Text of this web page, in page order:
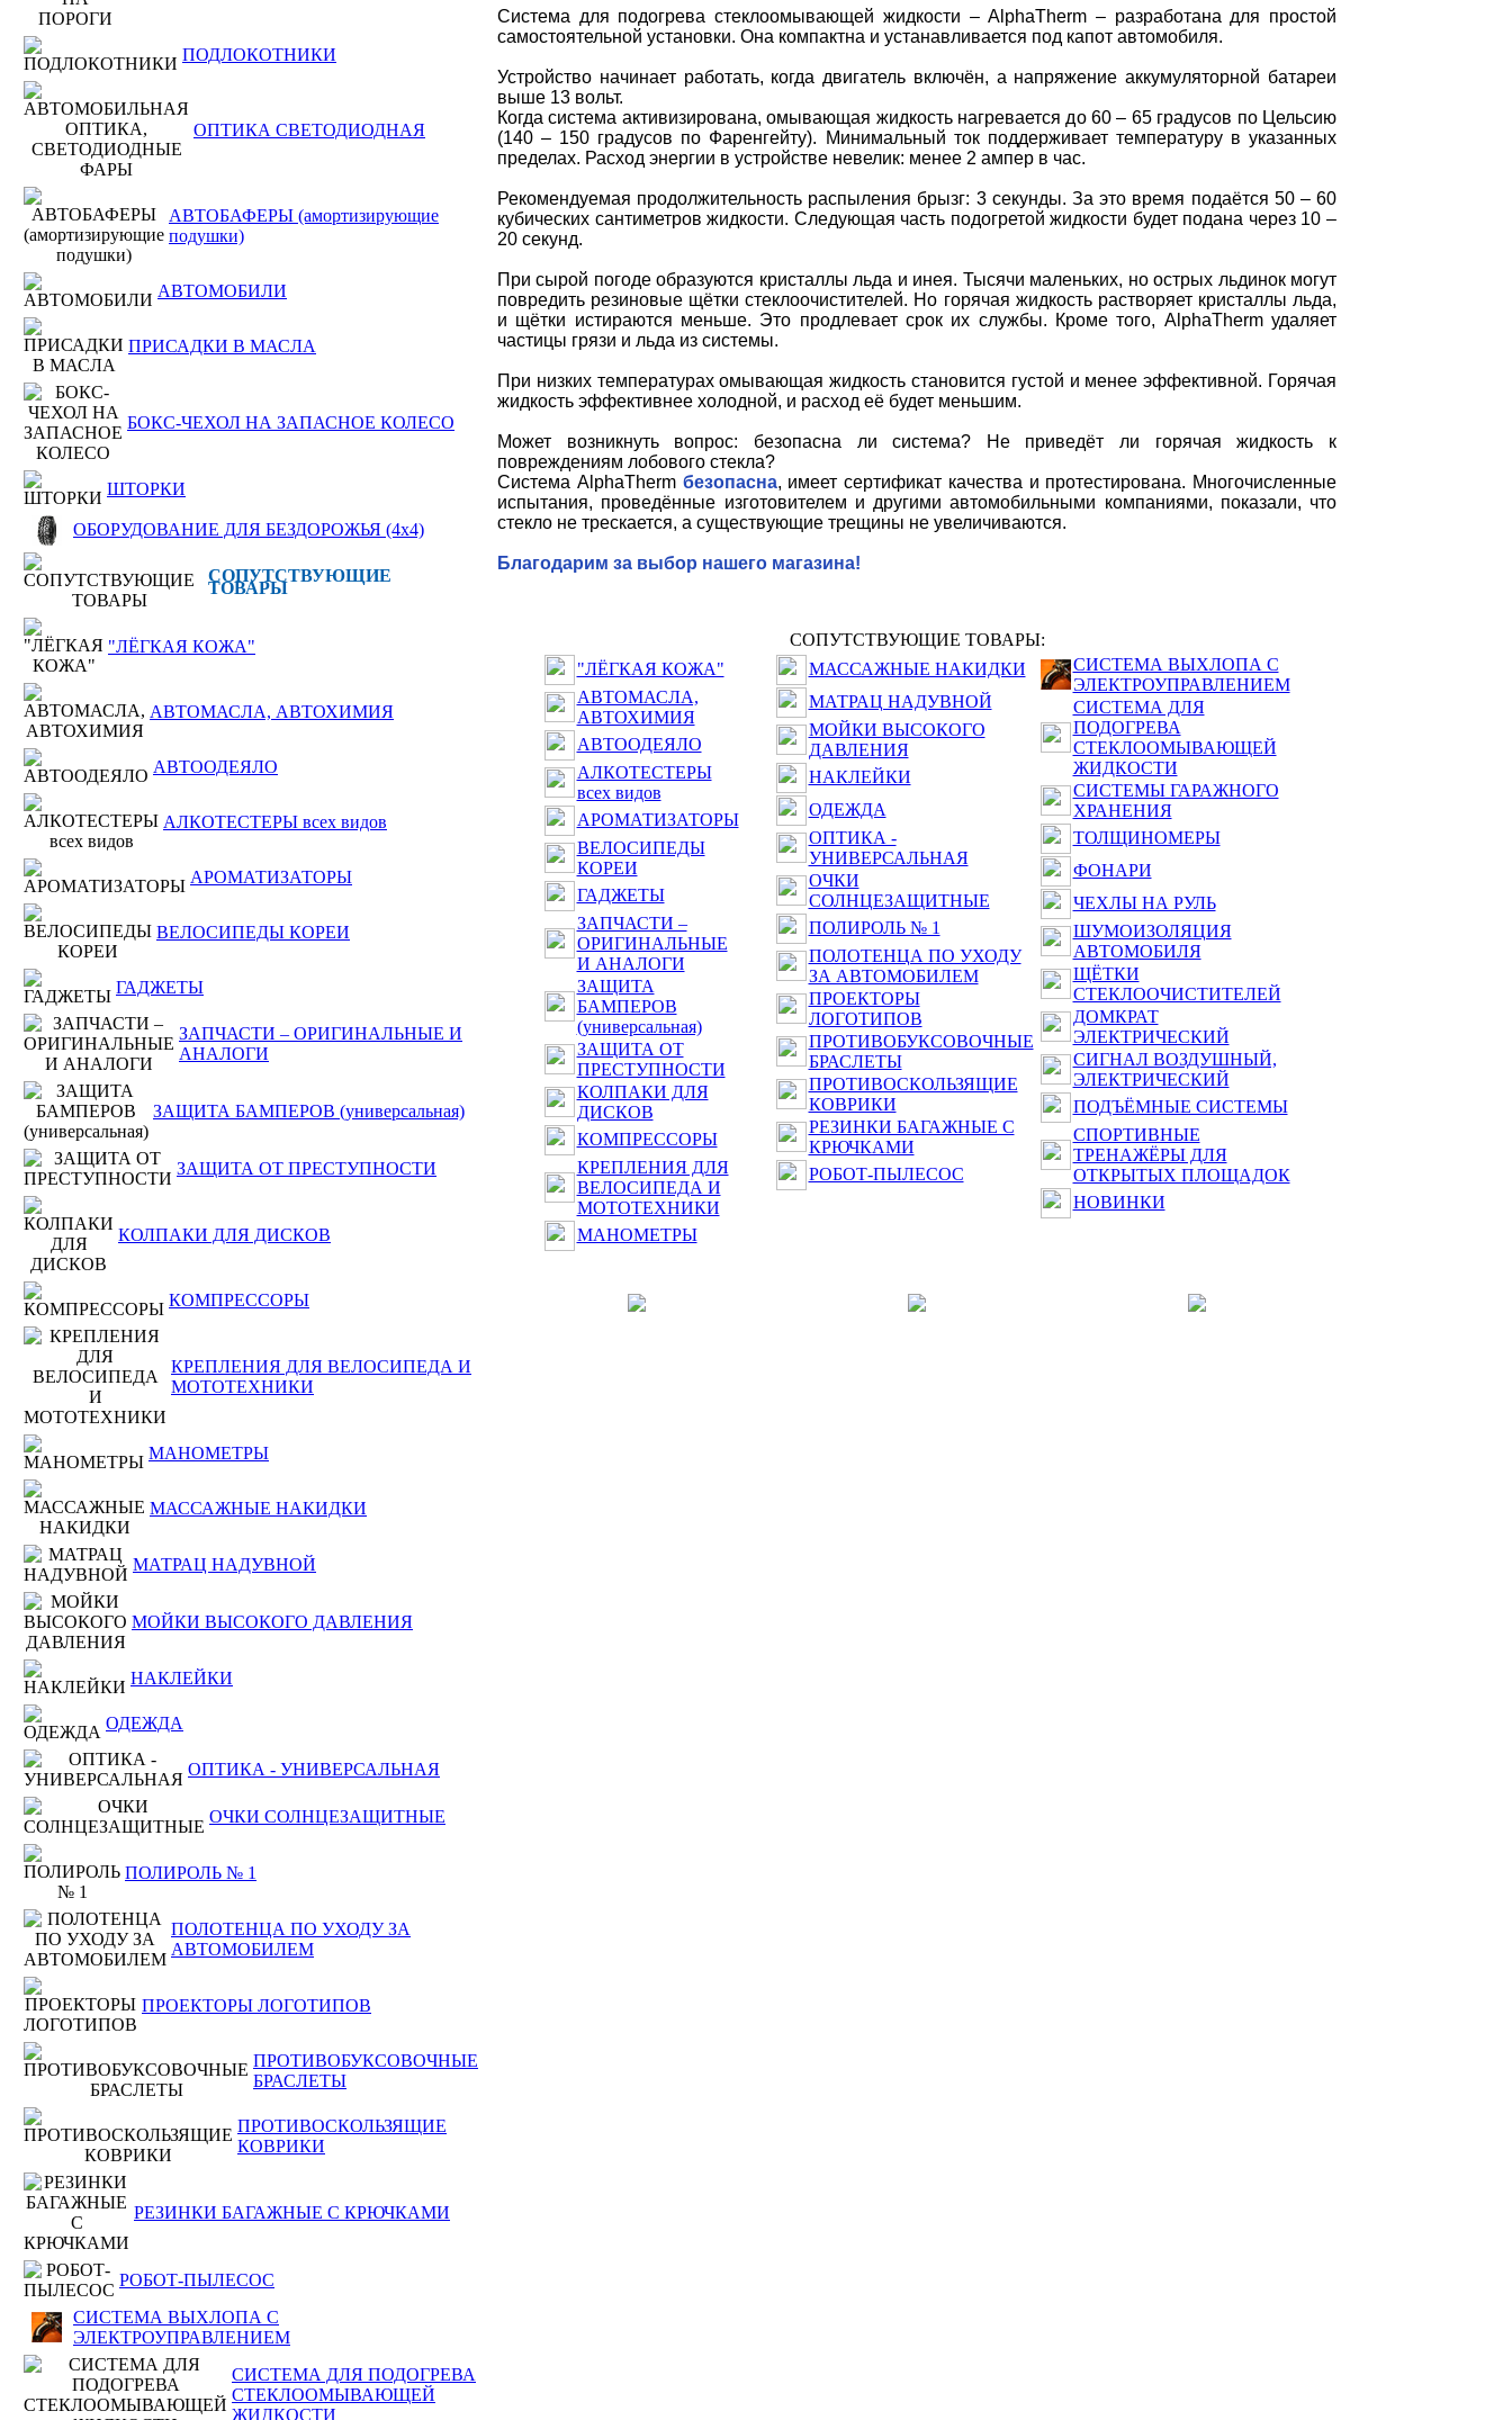
ПОДЛОКОТНИКИ
ОПТИКА СВЕТОДИОДНАЯ
АВТОБАФЕРЫ (амортизирующие
подушки)
АВТОМОБИЛИ
ПРИСАДКИ В МАСЛА
БОКС-ЧЕХОЛ НА ЗАПАСНОЕ КОЛЕСО
ШТОРКИ
ОБОРУДОВАНИЕ ДЛЯ БЕЗДОРОЖЬЯ (4x4)
СОПУТСТВУЮЩИЕ
ТОВАРЫ
"ЛЁГКАЯ КОЖА"
АВТОМАСЛА, АВТОХИМИЯ
АВТООДЕЯЛО
АЛКОТЕСТЕРЫ всех видов
АРОМАТИЗАТОРЫ
ВЕЛОСИПЕДЫ КОРЕИ
ГАДЖЕТЫ
ЗАПЧАСТИ – ОРИГИНАЛЬНЫЕ И
АНАЛОГИ
ЗАЩИТА БАМПЕРОВ (универсальная)
ЗАЩИТА ОТ ПРЕСТУПНОСТИ
КОЛПАКИ ДЛЯ ДИСКОВ
КОМПРЕССОРЫ
КРЕПЛЕНИЯ ДЛЯ ВЕЛОСИПЕДА И
МОТОТЕХНИКИ
МАНОМЕТРЫ
МАССАЖНЫЕ НАКИДКИ
МАТРАЦ НАДУВНОЙ
МОЙКИ ВЫСОКОГО ДАВЛЕНИЯ
НАКЛЕЙКИ
ОДЕЖДА
ОПТИКА - УНИВЕРСАЛЬНАЯ
ОЧКИ СОЛНЦЕЗАЩИТНЫЕ
ПОЛИРОЛЬ № 1
ПОЛОТЕНЦА ПО УХОДУ ЗА
АВТОМОБИЛЕМ
ПРОЕКТОРЫ ЛОГОТИПОВ
ПРОТИВОБУКСОВОЧНЫЕ
БРАСЛЕТЫ
ПРОТИВОСКОЛЬЗЯЩИЕ
КОВРИКИ
РЕЗИНКИ БАГАЖНЫЕ С КРЮЧКАМИ
РОБОТ-ПЫЛЕСОС
СИСТЕМА ВЫХЛОПА С
ЭЛЕКТРОУПРАВЛЕНИЕМ
СИСТЕМА ДЛЯ ПОДОГРЕВА
СТЕКЛООМЫВАЮЩЕЙ
ЖИДКОСТИ
Система для подогрева стеклоомывающей жидкости – AlphaTherm – разработана для простой
самостоятельной установки. Она компактна и устанавливается под капот автомобиля.
Устройство начинает работать, когда двигатель включён, а напряжение аккумуляторной батареи
выше 13 вольт.
Когда система активизирована, омывающая жидкость нагревается до 60 – 65 градусов по Цельсию
(140 – 150 градусов по Фаренгейту). Минимальный ток поддерживает температуру в указанных
пределах. Расход энергии в устройстве невелик: менее 2 ампер в час.
Рекомендуемая продолжительность распыления брызг: 3 секунды. За это время подаётся 50 – 60
кубических сантиметров жидкости. Следующая часть подогретой жидкости будет подана через 10 –
20 секунд.
При сырой погоде образуются кристаллы льда и инея. Тысячи маленьких, но острых льдинок могут
повредить резиновые щётки стеклоочистителей. Но горячая жидкость растворяет кристаллы льда,
и щётки истираются меньше. Это продлевает срок их службы. Кроме того, AlphaTherm удаляет
частицы грязи и льда из системы.
При низких температурах омывающая жидкость становится густой и менее эффективной. Горячая
жидкость эффективнее холодной, и расход её будет меньшим.
Может возникнуть вопрос: безопасна ли система? Не приведёт ли горячая жидкость к
повреждениям лобового стекла?
Система AlphaTherm безопасна, имеет сертификат качества и протестирована. Многочисленные
испытания, проведённые изготовителем и другими автомобильными компаниями, показали, что
стекло не трескается, а существующие трещины не увеличиваются.
Благодарим за выбор нашего магазина!
СОПУТСТВУЮЩИЕ ТОВАРЫ:
"ЛЁГКАЯ КОЖА"
АВТОМАСЛА,
АВТОХИМИЯ
АВТООДЕЯЛО
АЛКОТЕСТЕРЫ
всех видов
АРОМАТИЗАТОРЫ
ВЕЛОСИПЕДЫ
КОРЕИ
ГАДЖЕТЫ
ЗАПЧАСТИ –
ОРИГИНАЛЬНЫЕ
И АНАЛОГИ
ЗАЩИТА
БАМПЕРОВ
(универсальная)
ЗАЩИТА ОТ
ПРЕСТУПНОСТИ
КОЛПАКИ ДЛЯ
ДИСКОВ
КОМПРЕССОРЫ
КРЕПЛЕНИЯ ДЛЯ
ВЕЛОСИПЕДА И
МОТОТЕХНИКИ
МАНОМЕТРЫ
МАССАЖНЫЕ НАКИДКИ
МАТРАЦ НАДУВНОЙ
МОЙКИ ВЫСОКОГО
ДАВЛЕНИЯ
НАКЛЕЙКИ
ОДЕЖДА
ОПТИКА -
УНИВЕРСАЛЬНАЯ
ОЧКИ
СОЛНЦЕЗАЩИТНЫЕ
ПОЛИРОЛЬ № 1
ПОЛОТЕНЦА ПО УХОДУ
ЗА АВТОМОБИЛЕМ
ПРОЕКТОРЫ
ЛОГОТИПОВ
ПРОТИВОБУКСОВОЧНЫЕ
БРАСЛЕТЫ
ПРОТИВОСКОЛЬЗЯЩИЕ
КОВРИКИ
РЕЗИНКИ БАГАЖНЫЕ С
КРЮЧКАМИ
РОБОТ-ПЫЛЕСОС
СИСТЕМА ВЫХЛОПА С
ЭЛЕКТРОУПРАВЛЕНИЕМ
СИСТЕМА ДЛЯ
ПОДОГРЕВА
СТЕКЛООМЫВАЮЩЕЙ
ЖИДКОСТИ
СИСТЕМЫ ГАРАЖНОГО
ХРАНЕНИЯ
ТОЛЩИНОМЕРЫ
ФОНАРИ
ЧЕХЛЫ НА РУЛЬ
ШУМОИЗОЛЯЦИЯ
АВТОМОБИЛЯ
ЩЁТКИ
СТЕКЛООЧИСТИТЕЛЕЙ
ДОМКРАТ
ЭЛЕКТРИЧЕСКИЙ
СИГНАЛ ВОЗДУШНЫЙ,
ЭЛЕКТРИЧЕСКИЙ
ПОДЪЁМНЫЕ СИСТЕМЫ
СПОРТИВНЫЕ
ТРЕНАЖЁРЫ ДЛЯ
ОТКРЫТЫХ ПЛОЩАДОК
НОВИНКИ